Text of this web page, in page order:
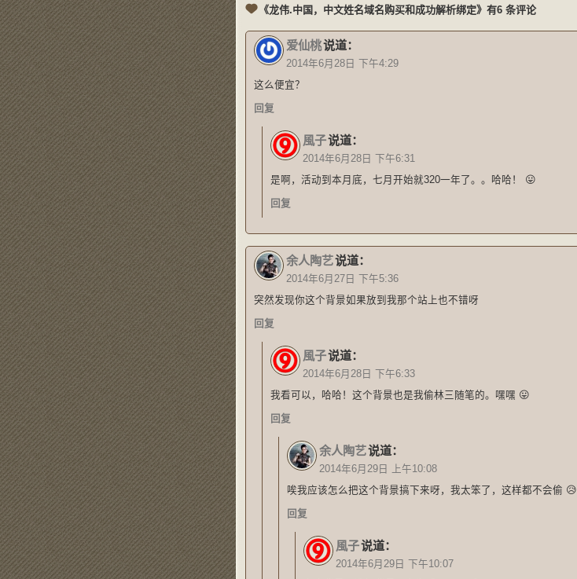
《龙伟.中国，中文姓名域名购买和成功解析绑定》有6 条评论
爱仙桃说道：
2014年6月28日 下午4:29
这么便宜？
回复
風子说道：
2014年6月28日 下午6:31
是啊，活动到本月底，七月开始就320一年了。。哈哈！ 😛
回复
余人陶艺说道：
2014年6月27日 下午5:36
突然发现你这个背景如果放到我那个站上也不错呀
回复
風子说道：
2014年6月28日 下午6:33
我看可以，哈哈！这个背景也是我偷林三随笔的。嘿嘿 😛
回复
余人陶艺说道：
2014年6月29日 上午10:08
唉我应该怎么把这个背景搞下来呀，我太笨了，这样都不会偷 😥
回复
風子说道：
2014年6月29日 下午10:07